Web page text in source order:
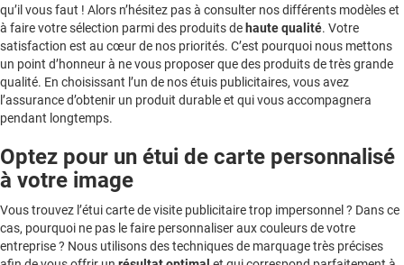
qu’il vous faut ! Alors n’hésitez pas à consulter nos différents modèles et
à faire votre sélection parmi des produits de haute qualité. Votre
satisfaction est au cœur de nos priorités. C’est pourquoi nous mettons
un point d’honneur à ne vous proposer que des produits de très grande
qualité. En choisissant l’un de nos étuis publicitaires, vous avez
l’assurance d’obtenir un produit durable et qui vous accompagnera
pendant longtemps.
Optez pour un étui de carte personnalisé
à votre image
Vous trouvez l’étui carte de visite publicitaire trop impersonnel ? Dans ce
cas, pourquoi ne pas le faire personnaliser aux couleurs de votre
entreprise ? Nous utilisons des techniques de marquage très précises